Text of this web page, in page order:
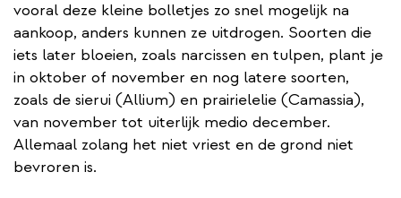
vooral deze kleine bolletjes zo snel mogelijk na
aankoop, anders kunnen ze uitdrogen. Soorten die
iets later bloeien, zoals narcissen en tulpen, plant je
in oktober of november en nog latere soorten,
zoals de sierui (Allium) en prairielelie (Camassia),
van november tot uiterlijk medio december.
Allemaal zolang het niet vriest en de grond niet
bevroren is.